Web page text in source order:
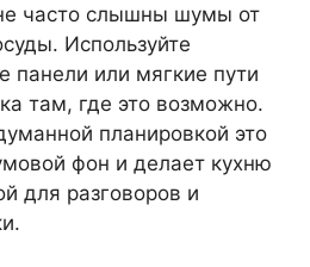
часто слышны шумы от
Используйте
панели или мягкие пути
там, где это возможно.
планировкой это
фон и делает кухню
для разговоров и